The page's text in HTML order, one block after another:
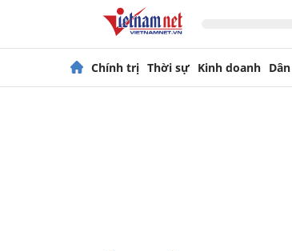
Chính trị Thời sự Kinh doanh